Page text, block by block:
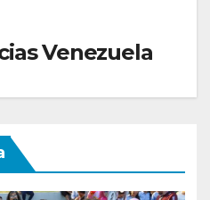
Venezuela